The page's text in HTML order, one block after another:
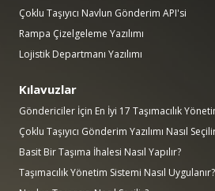
Çoklu Taşıyıcı Navlun Gönderim API'si
Rampa Çizelgeleme Yazılımı
Lojistik Departmanı Yazılımı
Kılavuzlar
Göndericiler İçin En İyi 17 Taşımacılık
Çoklu Taşıyıcı Gönderim Yazılımı Nasıl
Basit Bir Taşıma İhalesi Nasıl Yapılır?
Taşımacılık Yönetim Sistemi Nasıl Uygulanır?